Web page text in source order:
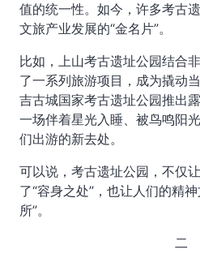
值的统一性。如今，许多考古
文旅产业发展的“金名片”。
比如，上山考古遗址公园结合
了一系列旅游项目，成为撬动
吉古城国家考古遗址公园推出
一场伴着星光入睡、被鸟鸣阳
们出游的新去处。
可以说，考古遗址公园，不仅
了“容身之处”，也让人们的精
所”。
二